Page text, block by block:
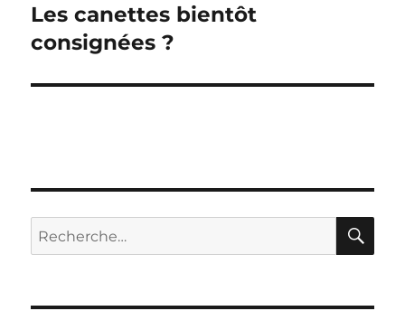
Publication
suivante :
Les canettes bientôt
consignées ?
Recherche
pour :